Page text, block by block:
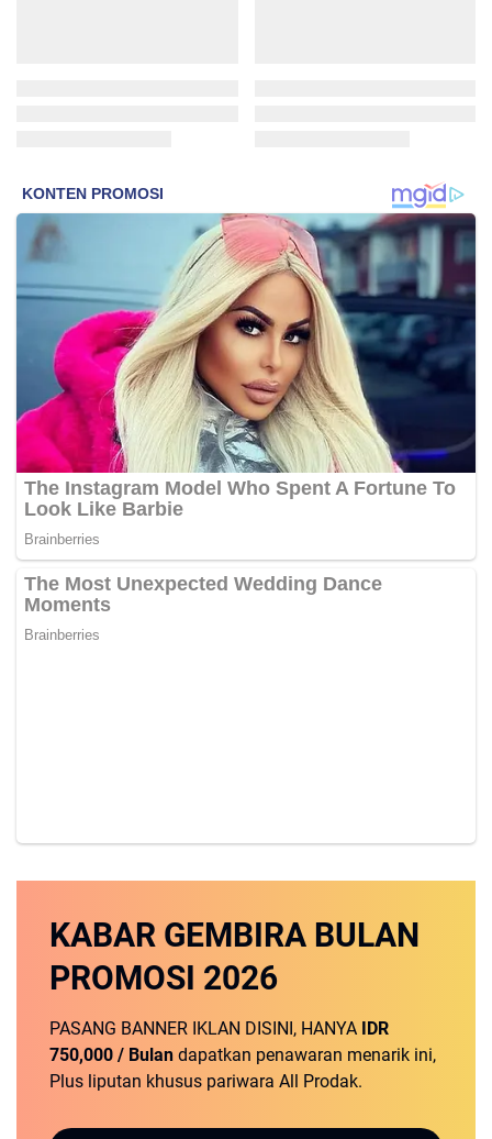
KABAR GEMBIRA BULAN
PROMOSI 2026
PASANG BANNER IKLAN DISINI, HANYA IDR
750,000 / Bulan dapatkan penawaran menarik ini,
Plus liputan khusus pariwara All Prodak.